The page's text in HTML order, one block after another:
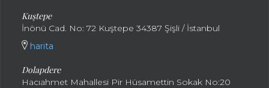
Kuştepe
İnönü Cad. No: 72 Kuştepe 34387 Şişli / İstanbul
harita
Dolapdere
Hacıahmet Mahallesi Pir Hüsamettin Sokak No:20